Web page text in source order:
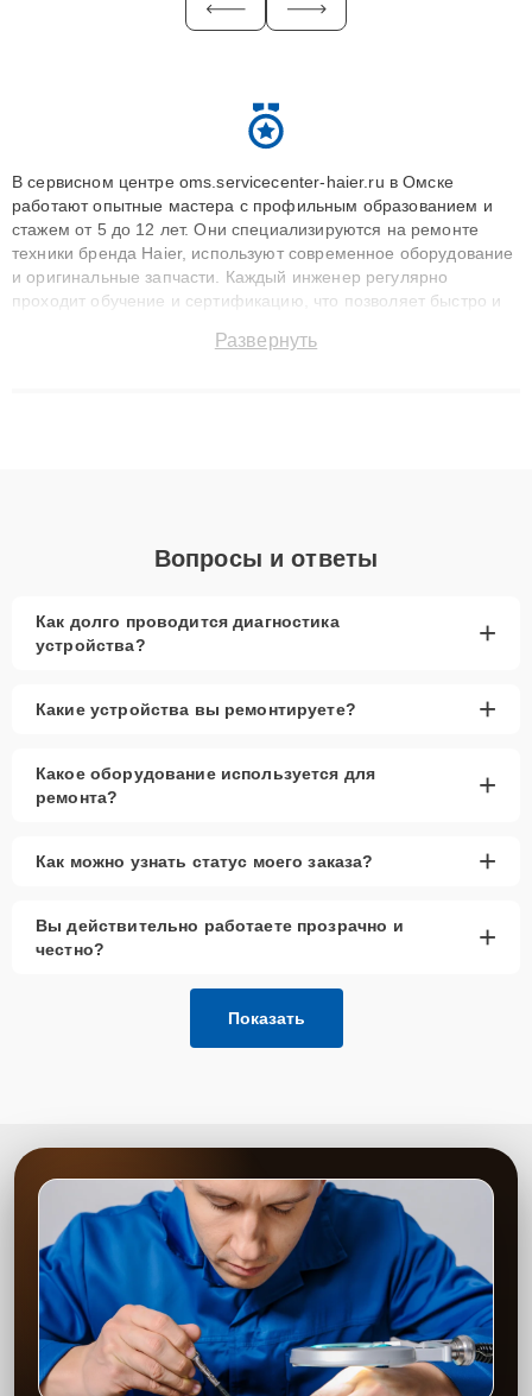
В сервисном центре oms.servicecenter-haier.ru в Омске
работают опытные мастера с профильным образованием и
стажем от 5 до 12 лет. Они специализируются на ремонте
техники бренда Haier, используют современное оборудование
и оригинальные запчасти. Каждый инженер регулярно
проходит обучение и сертификацию, что позволяет быстро и
сохранением гарантии до 3 лет. Наши мастера решают
Развернуть
Вопросы и ответы
Как долго проводится диагностика
устройства?
+
Какие устройства вы ремонтируете? +
Какое оборудование используется для
ремонта?
+
Как можно узнать статус моего заказа? +
Вы действительно работаете прозрачно и
честно?
+
Показать